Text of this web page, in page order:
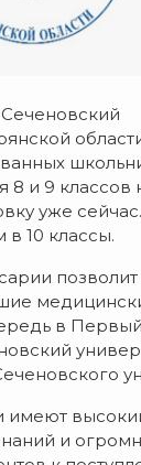
8 и 9 классов
уже
10 классы.
позволит
в
имеют
и